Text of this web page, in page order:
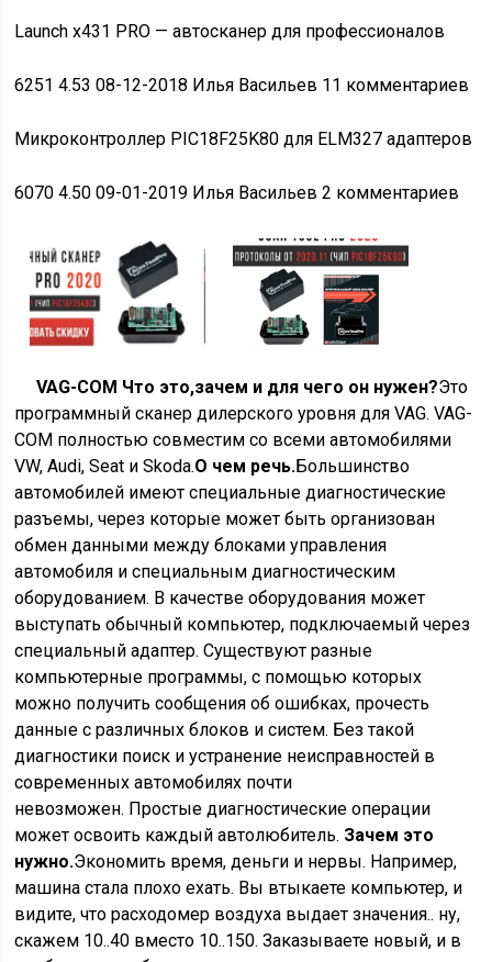
Launch x431 PRO — автосканер для профессионалов
62514.53 08-12-2018 Илья Васильев 11 комментариев
Микроконтроллер PIC18F25K80 для ELM327 адаптеров
60704.50 09-01-2019 Илья Васильев 2 комментариев
VAG-COM Что это,зачем и для чего он нужен?Это
программный сканер дилерского уровня для VAG. VAG-
COM полностью совместим со всеми автомобилями
VW, Audi, Seat и Skoda.О чем речь.Большинство
автомобилей имеют специальные диагностические
разъемы, через которые может быть организован
обмен данными между блоками управления
автомобиля и специальным диагностическим
оборудованием. В качестве оборудования может
выступать обычный компьютер, подключаемый через
специальный адаптер. Существуют разные
компьютерные программы, с помощью которых
можно получить сообщения об ошибках, прочесть
данные с различных блоков и систем. Без такой
диагностики поиск и устранение неисправностей в
современных автомобилях почти
невозможен. Простые диагностические операции
может освоить каждый автолюбитель. Зачем это
нужно.Экономить время, деньги и нервы. Например,
машина стала плохо ехать. Вы втыкаете компьютер, и
видите, что расходомер воздуха выдает значения.. ну,
скажем 10..40 вместо 10..150. Заказываете новый, и в